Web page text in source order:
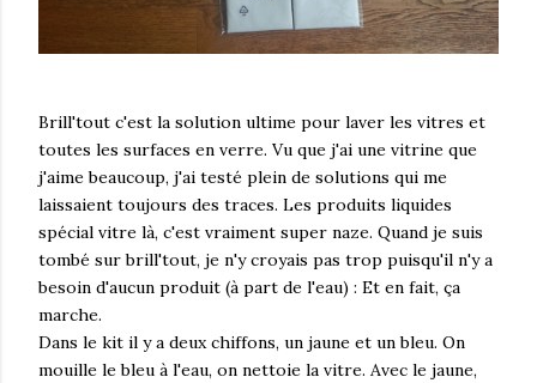
Brill'tout c'est la solution ultime pour laver les vitres et
toutes les surfaces en verre. Vu que j'ai une vitrine que
j'aime beaucoup, j'ai testé plein de solutions qui me
laissaient toujours des traces. Les produits liquides
spécial vitre là, c'est vraiment super naze. Quand je suis
tombé sur brill'tout, je n'y croyais pas trop puisqu'il n'y a
besoin d'aucun produit (à part de l'eau) : Et en fait, ça
marche.
Dans le kit il y a deux chiffons, un jaune et un bleu. On
mouille le bleu à l'eau, on nettoie la vitre. Avec le jaune,